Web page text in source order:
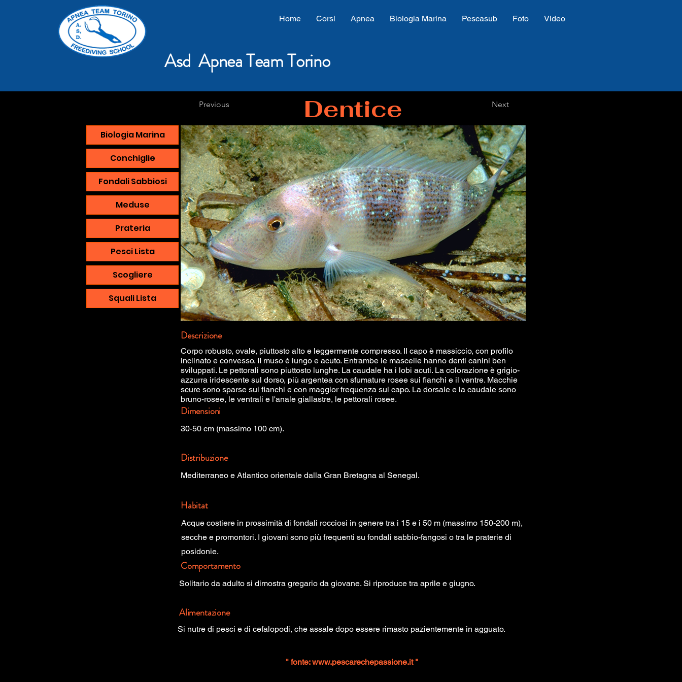
Home Corsi Apnea Biologia Marina Pescasub Foto Video
Asd Apnea Team Torino
Biologia Marina
Conchiglie
Fondali Sabbiosi
Meduse
Prateria
Pesci Lista
Scogliere
Squali Lista
Dentice Next
Previous
Descrizione
Corpo robusto, ovale, piuttosto alto e leggermente compresso. II capo è massiccio, con profilo
inclinato e convesso. II muso è lungo e acuto. Entrambe le mascelle hanno denti canini ben
sviluppati. Le pettorali sono piuttosto lunghe. La caudale ha i lobi acuti. La colorazione è grigio-
azzurra iridescente sul dorso, più argentea con sfumature rosee sui fianchi e il ventre. Macchie
scure sono sparse sui fianchi e con maggior frequenza sul capo. La dorsale e la caudale sono
bruno-rosee, le ventrali e l'anale giallastre, le pettorali rosee.
Dimensioni
30-50 cm (massimo 100 cm).
Distribuzione
Mediterraneo e Atlantico orientale dalla Gran Bretagna al Senegal.
Habitat
Acque costiere in prossimità di fondali rocciosi in genere tra i 15 e i 50 m (massimo 150-200 m),
secche e promontori. I giovani sono più frequenti su fondali sabbio-fangosi o tra le praterie di
posidonie.
Comportamento
Solitario da adulto si dimostra gregario da giovane. Si riproduce tra aprile e giugno.
Alimentazione
Si nutre di pesci e di cefalopodi, che assale dopo essere rimasto pazientemente in agguato.
" fonte:www.pescarechepassione.it"